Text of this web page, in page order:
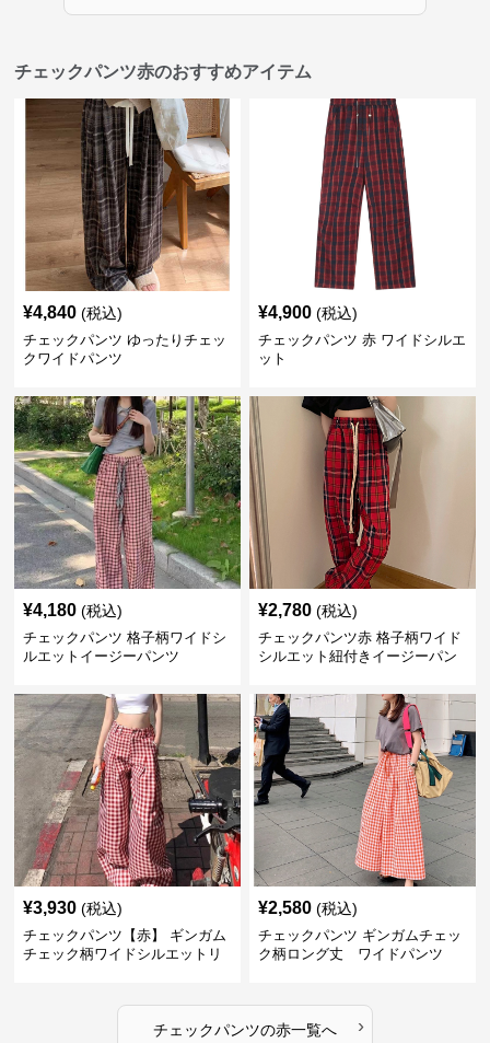
チェックパンツ赤のおすすめアイテム
¥4,840 (税込)
チェックパンツ ゆったりチェッ
クワイドパンツ
¥4,900 (税込)
チェックパンツ 赤 ワイドシルエ
ット
¥4,180 (税込)
チェックパンツ 格子柄ワイドシ
ルエットイージーパンツ
¥2,780 (税込)
チェックパンツ赤 格子柄ワイド
シルエット紐付きイージーパン
¥3,930 (税込)
チェックパンツ【赤】 ギンガム
チェック柄ワイドシルエットリ
¥2,580 (税込)
チェックパンツ ギンガムチェッ
ク柄ロング丈 ワイドパンツ
チェックパンツの赤一覧へ ›